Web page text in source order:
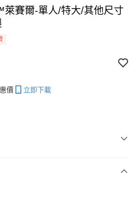
賽爾-單人/特大/其他尺寸
價
立即下載